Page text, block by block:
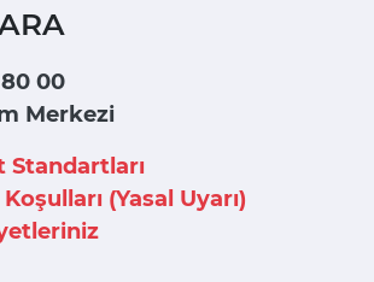
80 00
Merkezi
Standartları
(Yasal Uyarı)